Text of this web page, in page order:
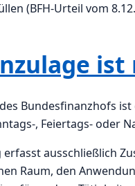
(BFH-Urteil vom
Bundesfinanzhofs
, Feiertags- oder
ausschließlich
Raum, den